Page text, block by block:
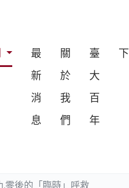
最
新
消
息
關
於
我
們
臺
大
百
年
零後的「臨時」呼救